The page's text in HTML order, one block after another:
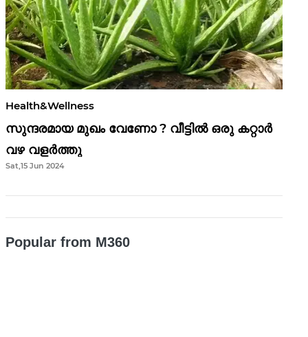
Health&Wellness
സുന്ദരമായ മുഖം വേണോ ? വീട്ടിൽ ഒരു കറ്റാർ
വഴ വളർത്തു
Sat,15 Jun 2024
Popular from M360